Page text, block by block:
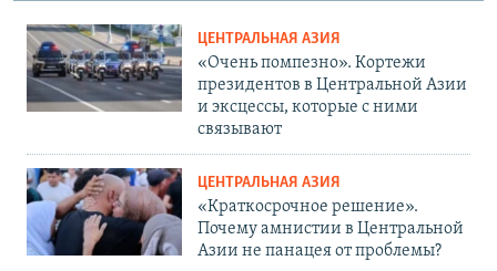
ЦЕНТРАЛЬНАЯ АЗИЯ
«Очень помпезно». Кортежи
президентов в Центральной Азии
и эксцессы, которые с ними
связывают
ЦЕНТРАЛЬНАЯ АЗИЯ
«Краткосрочное решение».
Почему амнистии в Центральной
Азии не панацея от проблемы?